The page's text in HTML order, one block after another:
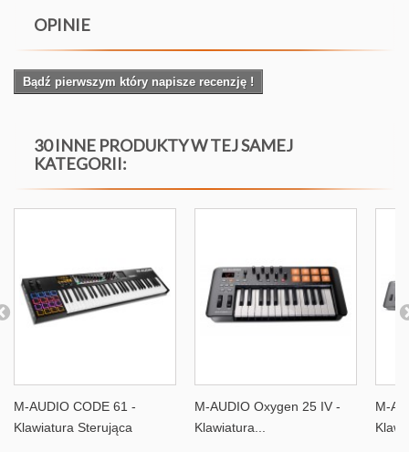
OPINIE
Bądź pierwszym który napisze recenzję !
30 INNE PRODUKTY W TEJ SAMEJ
KATEGORII:
M-AUDIO CODE 61 -
Klawiatura Sterująca
M-AUDIO Oxygen 25 IV -
Klawiatura...
M-